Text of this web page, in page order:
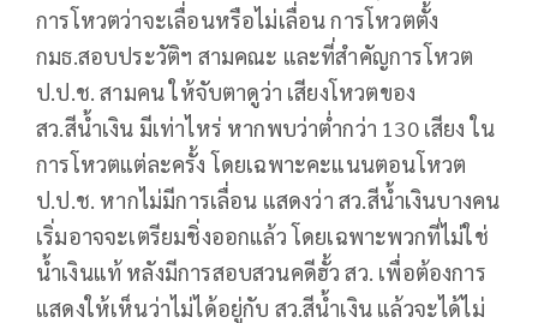
การโหวตว่าจะเลื่อนหรือไม่เลื่อน การโหวตตั้ง
กมธ.สอบประวัติฯ สามคณะ และที่สำคัญการโหวต
ป.ป.ช. สามคน ให้จับตาดูว่า เสียงโหวตของ
สว.สีน้ำเงิน มีเท่าไหร่ หากพบว่าต่ำกว่า 130 เสียง ใน
การโหวตแต่ละครั้ง โดยเฉพาะคะแนนตอนโหวต
ป.ป.ช. หากไม่มีการเลื่อน แสดงว่า สว.สีน้ำเงินบางคน
เริ่มอาจจะเตรียมชิ่งออกแล้ว โดยเฉพาะพวกที่ไม่ใช่
น้ำเงินแท้ หลังมีการสอบสวนคดีฮั้ว สว. เพื่อต้องการ
แสดงให้เห็นว่าไม่ได้อยู่กับ สว.สีน้ำเงิน แล้วจะได้ไม่